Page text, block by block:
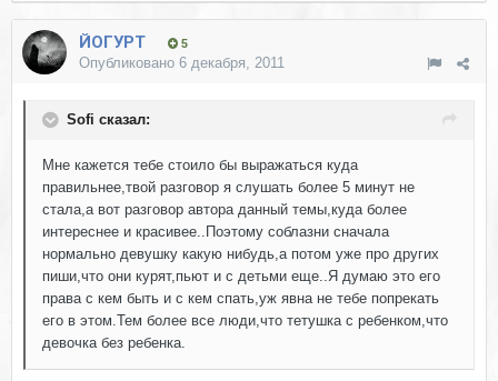
ЙОГУРТ 5
Опубликовано 6 декабря, 2011
Sofi сказал:
Мне кажется тебе стоило бы выражаться куда
правильнее,твой разговор я слушать более 5 минут не
стала,а вот разговор автора данный темы,куда более
интереснее и красивее..Поэтому соблазни сначала
нормально девушку какую нибудь,а потом уже про других
пиши,что они курят,пьют и с детьми еще..Я думаю это его
права с кем быть и с кем спать,уж явна не тебе попрекать
его в этом.Тем более все люди,что тетушка с ребенком,что
девочка без ребенка.